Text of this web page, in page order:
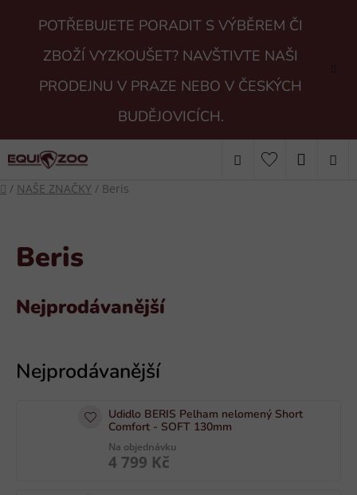
POTŘEBUJETE PORADIT S VÝBĚREM ČI
ZBOŽÍ VYZKOUŠET? NAVŠTIVTE NAŠI
PRODEJNU V PRAZE NEBO V ČESKÝCH
BUDĚJOVICÍCH.
Hledat
Domů
/ NAŠE ZNAČKY / Beris
Beris
Nejprodávanější
Udidlo BERIS Pelham nelomený Short
Comfort - SOFT 130mm
Na objednávku
4 799 Kč
ý
p